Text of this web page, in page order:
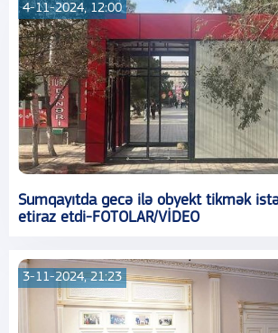
4-11-2024, 12:00
Sumqayıtda gecə ilə obyekt tikmək
etiraz etdi-FOTOLAR/VİDEO
3-11-2024, 21:23